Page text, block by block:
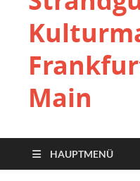
Main
HAUPTMENÜ